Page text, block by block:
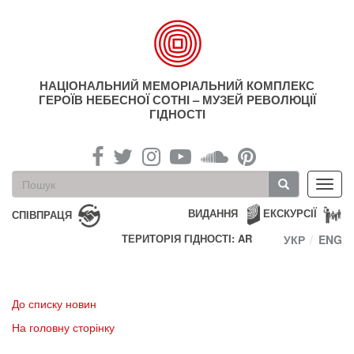
НАЦІОНАЛЬНИЙ МЕМОРІАЛЬНИЙ КОМПЛЕКС
ГЕРОЇВ НЕБЕСНОЇ СОТНІ – МУЗЕЙ РЕВОЛЮЦІЇ
ГІДНОСТІ
Пошукова
форма
Пошук
СПІВПРАЦЯ ЕКСКУРСІЇ
ВИДАННЯ
ТЕРИТОРІЯ ГІДНОСТІ: AR
УКР ENG
До списку новин
На головну сторінку